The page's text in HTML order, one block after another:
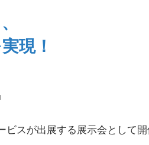
現！
スが出展する展示会として